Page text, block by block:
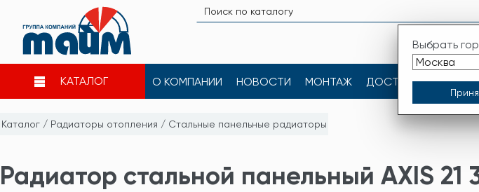
Выбрать
КАТАЛОГ О КОМПАНИИ НОВОСТИ МОНТАЖ ДОСТАВКА
Каталог / Радиаторы отопления / Стальные панельные радиаторы
Радиатор стальной панельный AXIS 21